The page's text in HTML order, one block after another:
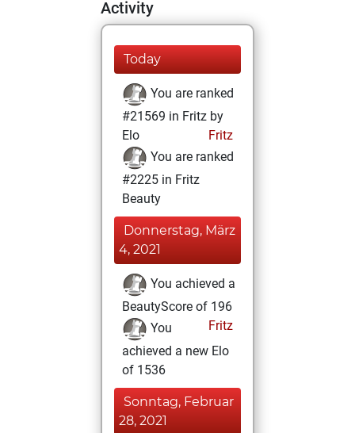
Activity
Today
You are ranked
#21569 in Fritz by
Elo
Fritz
You are ranked
#2225 in Fritz
Beauty
Donnerstag, März
4, 2021
You achieved a
BeautyScore of 196
Fritz
You
achieved a new Elo
of 1536
Sonntag, Februar
28, 2021